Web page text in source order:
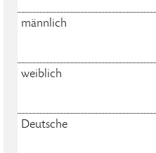
männlich
weiblich
Deutsche